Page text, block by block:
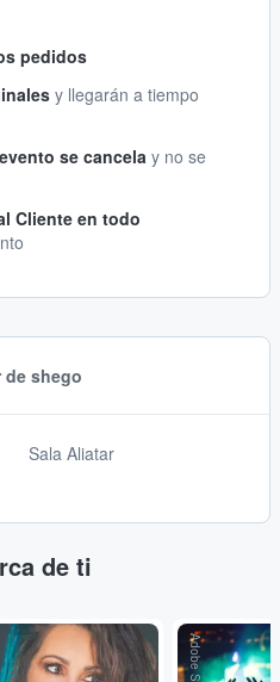
pedidos
y llegarán a tiempo
se cancela y no se
Cliente en todo
shego
Sala Aliatar
de ti